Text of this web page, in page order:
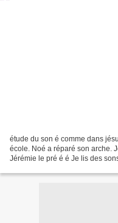
étude du son é comme dans jésus Le son é (1) Jésus Jésus a visité une
école. Noé a réparé son arche.
Jérémie le pré é é Je lis des